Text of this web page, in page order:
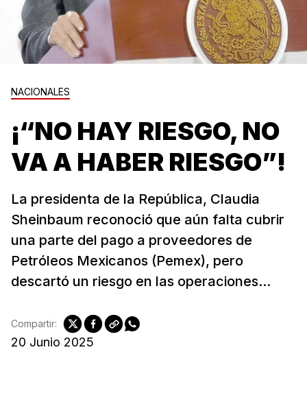
NACIONALES
¡“NO HAY RIESGO, NO
VA A HABER RIESGO”!
La presidenta de la República, Claudia
Sheinbaum reconoció que aún falta cubrir
una parte del pago a proveedores de
Petróleos Mexicanos (Pemex), pero
descartó un riesgo en las operaciones...
20 Junio 2025
Compartir: